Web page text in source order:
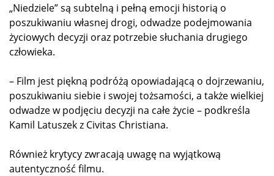
„Niedziele” są subtelną i pełną emocji historią o
poszukiwaniu własnej drogi, odwadze podejmowania
życiowych decyzji oraz potrzebie słuchania drugiego
człowieka.
– Film jest piękną podróżą opowiadającą o dojrzewaniu,
poszukiwaniu siebie i swojej tożsamości, a także wielkiej
odwadze w podjęciu decyzji na całe życie – podkreśla
Kamil Latuszek z Civitas Christiana.
Również krytycy zwracają uwagę na wyjątkową
autentyczność filmu.